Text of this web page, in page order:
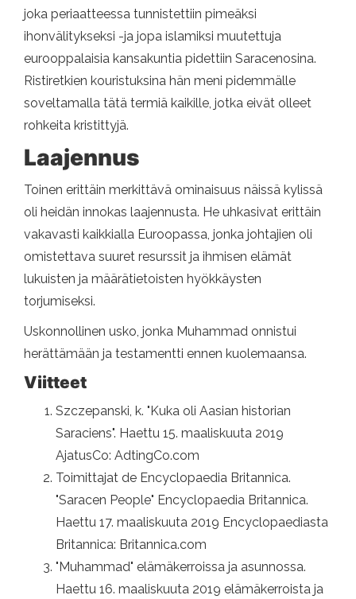
joka periaatteessa tunnistettiin pimeäksi
ihonvälitykseksi -ja jopa islamiksi muutettuja
eurooppalaisia ​​kansakuntia pidettiin Saracenosina.
Ristiretkien kouristuksina hän meni pidemmälle
soveltamalla tätä termiä kaikille, jotka eivät olleet
rohkeita kristittyjä.
Laajennus
Toinen erittäin merkittävä ominaisuus näissä kylissä
oli heidän innokas laajennusta. He uhkasivat erittäin
vakavasti kaikkialla Euroopassa, jonka johtajien oli
omistettava suuret resurssit ja ihmisen elämät
lukuisten ja määrätietoisten hyökkäysten
torjumiseksi.
Uskonnollinen usko, jonka Muhammad onnistui
herättämään ja testamentti ennen kuolemaansa.
Viitteet
Szczepanski, k. "Kuka oli Aasian historian
Saraciens". Haettu 15. maaliskuuta 2019
AjatusCo: AdtingCo.com
Toimittajat de Encyclopaedia Britannica.
"Saracen People" Encyclopaedia Britannica.
Haettu 17. maaliskuuta 2019 Encyclopaediasta
Britannica: Britannica.com
"Muhammad" elämäkerroissa ja asunnossa.
Haettu 16. maaliskuuta 2019 elämäkerroista ja